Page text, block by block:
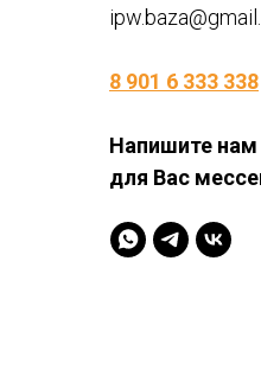
8 901 6 333 338
Напишите
для Вас